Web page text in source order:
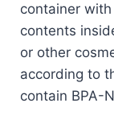
container
contents
or other
according to
contain BPA-